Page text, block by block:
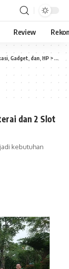
Review
Gadget, dan, HP > KF-
dan 2 Slot
kebutuhan